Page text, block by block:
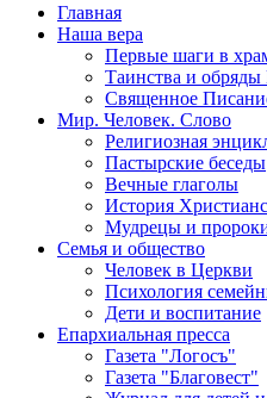
Главная
Наша вера
Первые шаги в
Таинства и
Священное
Мир. Человек. Слово
Религиозная
Пастырские беседы
Вечные глаголы
История
Мудрецы и
Семья и общество
Человек в Церкви
Психология
Дети и воспитание
Епархиальная пресса
Газета "Логосъ"
Газета "Благовест"